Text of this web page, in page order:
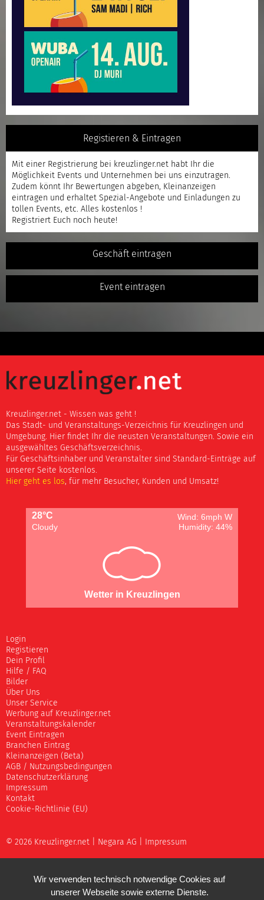
Registieren & Eintragen
Mit einer Registrierung bei kreuzlinger.net habt Ihr die
Möglichkeit Events und Unternehmen bei uns einzutragen.
Zudem könnt Ihr Bewertungen abgeben, Kleinanzeigen
eintragen und erhaltet Spezial-Angebote und Einladungen zu
tollen Events, etc. Alles kostenlos !
Registriert Euch noch heute!
Geschäft eintragen
Event eintragen
Kreuzlinger.net - Wissen was geht !
Das Stadt- und Veranstaltungs-Verzeichnis für Kreuzlingen und
Umgebung. Hier findet Ihr die neusten Veranstaltungen. Sowie ein
ausgewähltes Geschäftsverzeichnis.
Für Geschäftsinhaber und Veranstalter sind Standard-Einträge auf
unserer Seite kostenlos.
Hier geht es los, für mehr Besucher, Kunden und Umsatz!
28°C
Wind: 6mph W
Cloudy
Humidity: 44%
Wetter in Kreuzlingen
Login
Registieren
Dein Profil
Hilfe / FAQ
Bilder
Über Uns
Unser Service
Werbung auf Kreuzlinger.net
Veranstaltungskalender
Event Eintragen
Branchen Eintrag
Kleinanzeigen (Beta)
AGB / Nutzungsbedingungen
Datenschutzerklärung
Impressum
Kontakt
Cookie-Richtlinie (EU)
© 2026 Kreuzlinger.net | Negara AG Impressum
Wir verwenden technisch notwendige Cookies auf
unserer Webseite sowie externe Dienste.